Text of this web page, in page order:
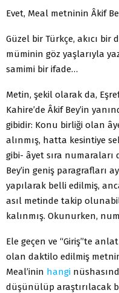
Evet, Meal metninin Âkif
Güzel bir Türkçe, akıcı bir
müminin göz yaşlarıyla
samimi bir ifade…
Metin, şekil olarak da,
Kahire’de Âkif Bey’in
gibidir: Konu birliği olan
alınmış, hatta kesintiye
gibi- âyet sıra numaraları
Bey’in geniş paragrafları
yapılarak belli edilmiş,
asıl metinde takip
kalınmış. Okunurken,
Ele geçen ve “Giriş”te
olan daktilo edilmiş
Meal’inin hangi
düşünülüp araştırılacak